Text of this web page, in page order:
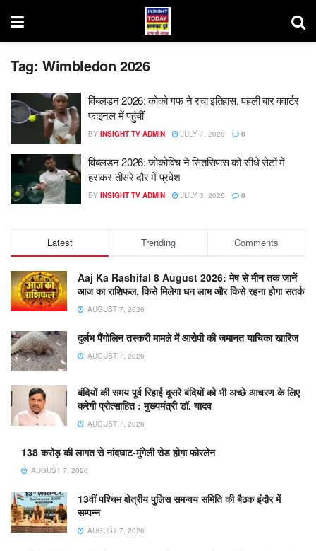
Tag: Wimbledon 2026
विंबलडन 2026: कोको गफ ने रचा इतिहास, पहली बार क्वार्टर
फाइनल में पहुंचीं
BY INSIGHT TV ADMIN JULY 7, 2026 0
विंबलडन 2026: जोकोविच ने सितसिपास को सीधे सेटों में
हराकर तीसरे दौर में प्रवेश
BY INSIGHT TV ADMIN JULY 3, 2026 0
Latest Trending Comments
Aaj Ka Rashifal 8 August 2026: मेष से मीन तक जानें
आज का राशिफल, किसे मिलेगा धन लाभ और किसे रहना होगा सतर्क
AUGUST 7, 2026
दुर्लभ पैंगोलिन तस्करी मामले में आरोपी की जमानत याचिका खारिज
AUGUST 7, 2026
बंदियों की समय पूर्व रिहाई दूसरे बंदियों को भी अच्छे आचरण के लिए
करेगी प्रोत्साहित : मुख्यमंत्री डॉ. यादव
AUGUST 7, 2026
138 करोड़ की लागत से नांदघाट-मुंगेली रोड होगा फोरलेन
AUGUST 7, 2026
13वीं पश्चिम क्षेत्रीय पुलिस समन्वय समिति की बैठक इंदौर में
सम्पन्न
AUGUST 7, 2026